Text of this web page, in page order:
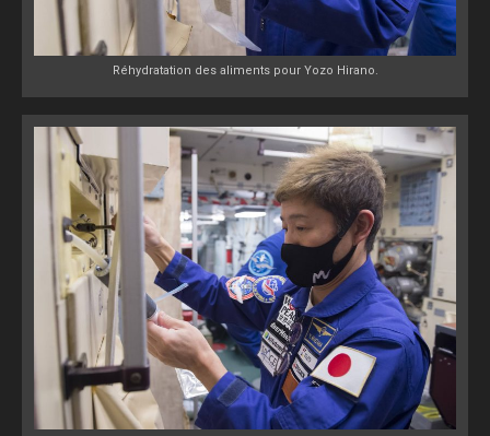
Réhydratation des aliments pour Yozo Hirano.